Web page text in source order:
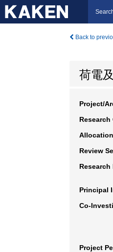
Back to
荷電
Project/
Research
Review
Principal
Co-
Project